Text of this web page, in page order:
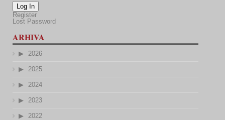
Log In
Register
Lost Password
ARHIVA
2026
2025
2024
2023
2022